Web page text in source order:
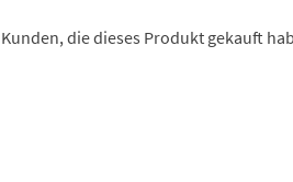
die dieses Produkt gekauft